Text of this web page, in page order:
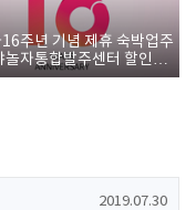
주년 기념 제휴 숙박업주
놀자통합발주센터 할인쿠
2019.07.30